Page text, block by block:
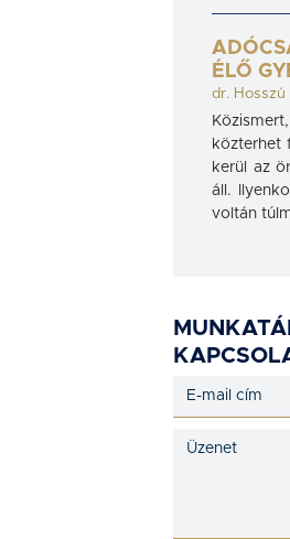
ÉLŐ
dr. Hosszú
közterhet
kerül az
áll.
voltán